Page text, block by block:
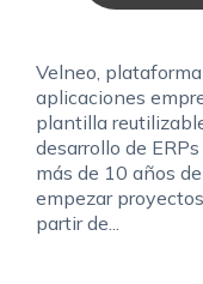
Velneo,
aplicaciones
plantilla
desarrollo de
más de 10 años
empezar
partir de...